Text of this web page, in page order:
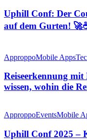
Uphill Conf: Der
auf dem Gurten!
ApproppoMobile Apps
Reiseerkennung mit
wissen, wohin die
ApproppoEventsMobile
Uphill Conf 2025 –